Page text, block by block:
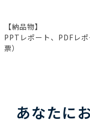
【納品物】
PPTレポート、PDFレ
票）
あなたに